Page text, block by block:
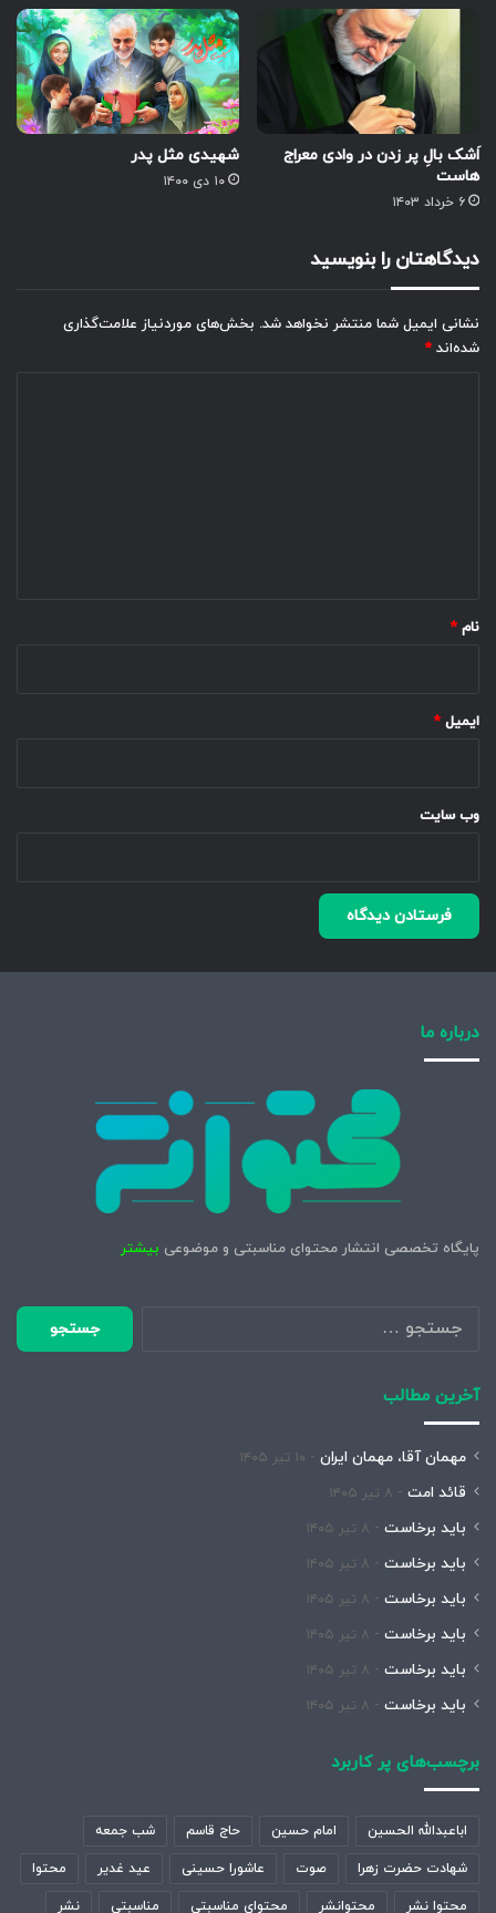
اَشک بالِ پر زدن در وادی معراج
هاست
۶ خرداد ۱۴۰۳
شهیدی مثل پدر
۱۰ دی ۱۴۰۰
دیدگاهتان را بنویسید
نشانی ایمیل شما منتشر نخواهد شد. بخش‌های موردنیاز علامت‌گذاری
شده‌اند *
نام *
ایمیل *
وب‌ سایت
درباره ما
پایگاه تخصصی انتشار محتوای مناسبتی و موضوعی بیشتر
جستجو
برای:
آخرین مطالب
مهمان آقا، مهمان ایران ۱۰ تیر ۱۴۰۵
قائد امت ۸ تیر ۱۴۰۵
باید برخاست ۸ تیر ۱۴۰۵
باید برخاست ۸ تیر ۱۴۰۵
باید برخاست ۸ تیر ۱۴۰۵
باید برخاست ۸ تیر ۱۴۰۵
باید برخاست ۸ تیر ۱۴۰۵
باید برخاست ۸ تیر ۱۴۰۵
برچسب‌های پر کاربرد
اباعبدالله الحسین امام حسین حاج قاسم شب جمعه
شهادت حضرت زهرا صوت عاشورا حسینی عید غدیر محتوا
محتوا نشر محتوانشر محتوای مناسبتی مناسبتی نشر